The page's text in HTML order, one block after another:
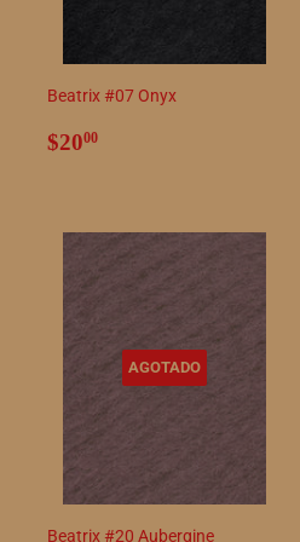
Beatrix #07 Onyx
Precio
$2000
AGOTADO
Beatrix #20 Aubergine